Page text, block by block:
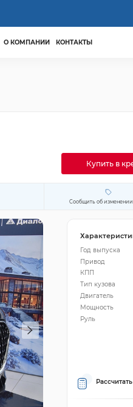
О КОМПАНИИ КОНТАКТЫ
Купить в
Сообщить об
Год выпуска
Привод
КПП
Тип кузова
Двигатель
Мощность
Руль